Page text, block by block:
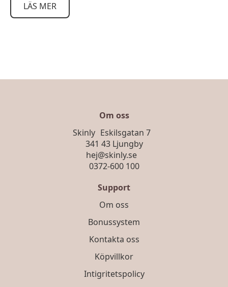
LÄS MER
Om oss
Skinly Eskilsgatan 7
341 43 Ljungby
hej@skinly.se
0372-600 100
Support
Om oss
Bonussystem
Kontakta oss
Köpvillkor
Intigritetspolicy